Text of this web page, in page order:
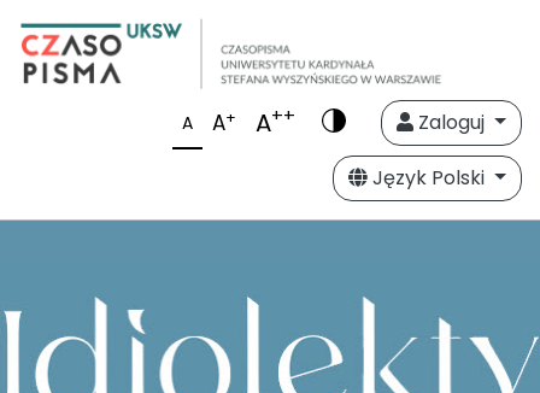
A A+ A++
Zaloguj
Język Polski